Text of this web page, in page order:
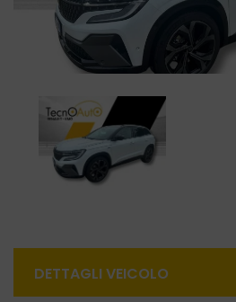
DETTAGLI VEICOLO